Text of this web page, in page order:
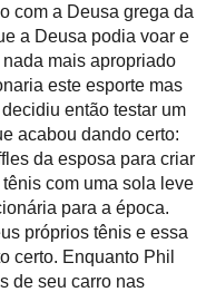
com a Deusa grega da
a Deusa podia voar e
mais apropriado
este esporte mas
então testar um
acabou dando certo:
da esposa para criar
com uma sola leve
para a época.
próprios tênis e essa
certo. Enquanto Phil
de seu carro nas